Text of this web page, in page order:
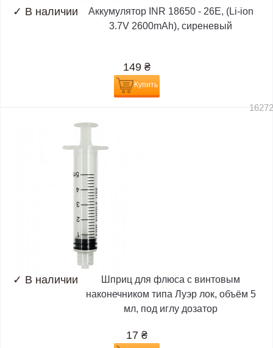
✓ В наличии
Аккумулятор INR 18650 - 26E, (Li-ion
3.7V 2600mAh), сиреневый
149 ₴
Купить
✓ В наличии
Шприц для флюса с винтовым
наконечником типа Луэр лок, объём 5
мл, под иглу дозатор
17 ₴